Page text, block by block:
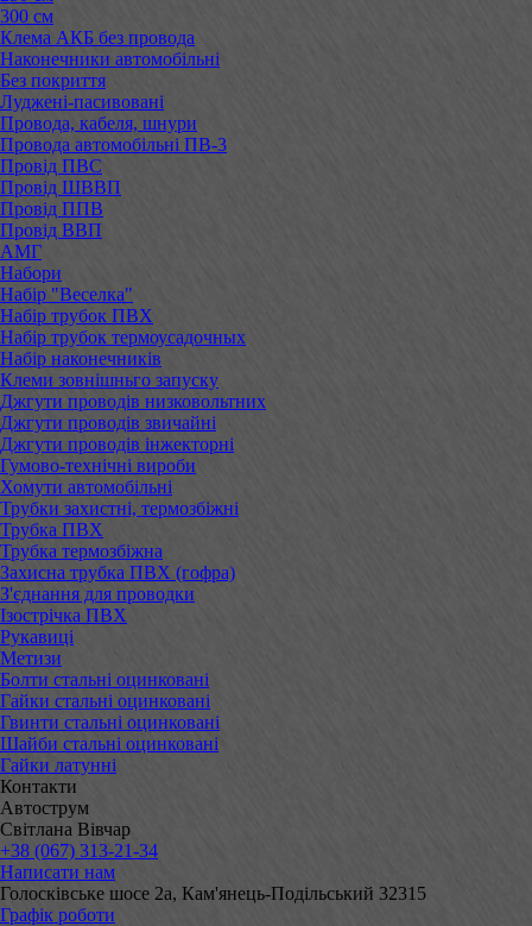
300 см
Клема АКБ без провода
Наконечники автомобільні
Без покриття
Луджені-пасивовані
Провода, кабеля, шнури
Провода автомобільні ПВ-3
Провід ПВС
Провід ШВВП
Провід ППВ
Провід ВВП
АМГ
Набори
Набір "Веселка"
Набір трубок ПВХ
Набір трубок термоусадочных
Набір наконечників
Клеми зовнішньго запуску
Джгути проводів низковольтних
Джгути проводів звичайні
Джгути проводів інжекторні
Гумово-технічні вироби
Хомути автомобільні
Трубки захистні, термозбіжні
Трубка ПВХ
Трубка термозбіжна
Захисна трубка ПВХ (гофра)
З'єднання для проводки
Ізострічка ПВХ
Рукавиці
Метизи
Болти стальні оцинковані
Гайки стальні оцинковані
Гвинти стальні оцинковані
Шайби стальні оцинковані
Гайки латунні
Контакти
Автострум
Світлана Вівчар
+38 (067) 313-21-34
Написати нам
Голосківське шосе 2а, Кам'янець-Подільський 32315
Графік роботи